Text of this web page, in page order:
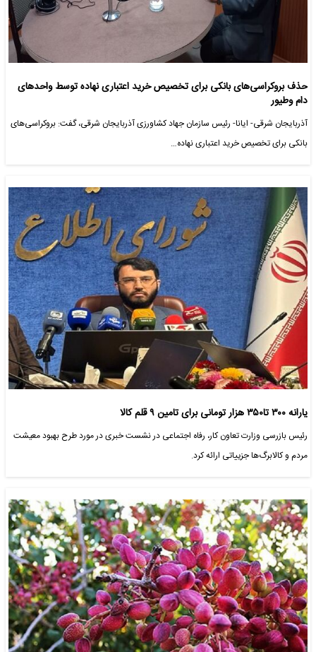
حذف بروکراسی‌های بانکی برای تخصیص خرید اعتباری نهاده توسط واحدهای
دام وطیور
آذربایجان شرقی- ایانا- رئیس سازمان جهاد کشاورزی آذربایجان شرقی، گفت: بروکراسی‌های
بانکی برای تخصیص خرید اعتباری نهاده…
یارانه ۳۰۰ تا۳۵۰ هزار تومانی برای تامین ۹ قلم کالا
رئیس بازرسی وزارت تعاون کار، رفاه اجتماعی در نشست خبری در مورد طرح بهبود معیشت
مردم و کالابرگ‌ها جزییاتی ارائه کرد.